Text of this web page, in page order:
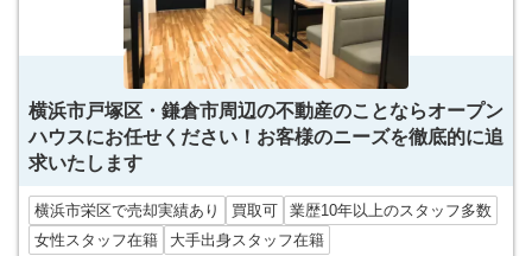
横浜市戸塚区・鎌倉市周辺の不動産のことならオープン
ハウスにお任せください！お客様のニーズを徹底的に追
求いたします
横浜市栄区で売却実績あり 買取可
業歴10年以上のスタッフ多数
女性スタッフ在籍
大手出身スタッフ在籍